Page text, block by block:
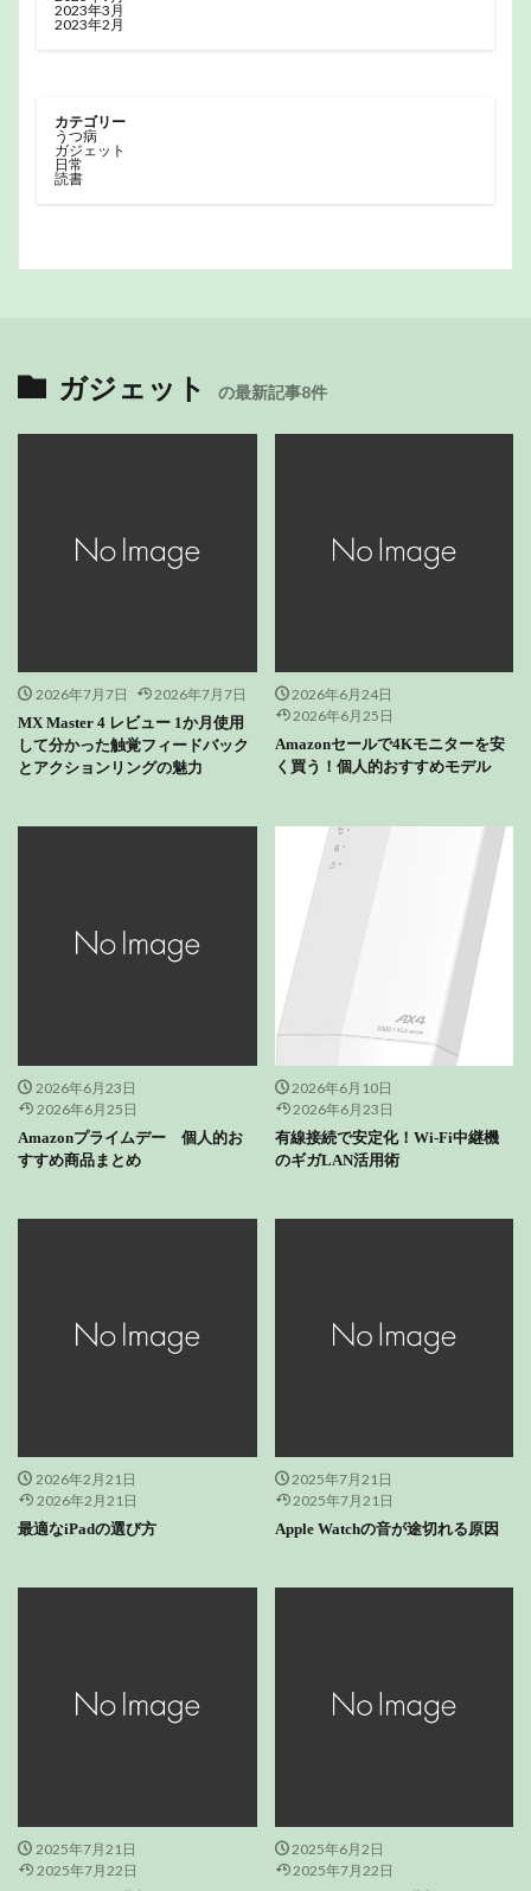
2023年3月
2023年2月
カテゴリー
うつ病
ガジェット
日常
読書
ガジェット の最新記事8件
2026年7月7日
2026年7月7日
MX Master 4 レビュー 1か月使用
して分かった触覚フィードバック
とアクションリングの魅力
2026年6月24日
2026年6月25日
Amazonセールで4Kモニターを安
く買う！個人的おすすめモデル
2026年6月23日
2026年6月25日
Amazonプライムデー 個人的お
すすめ商品まとめ
2026年6月10日
2026年6月23日
有線接続で安定化！Wi-Fi中継機
のギガLAN活用術
2026年2月21日
2026年2月21日
最適なiPadの選び方
2025年7月21日
2025年7月21日
Apple Watchの音が途切れる原因
2025年7月21日
2025年7月22日
2025年6月2日
2025年7月22日